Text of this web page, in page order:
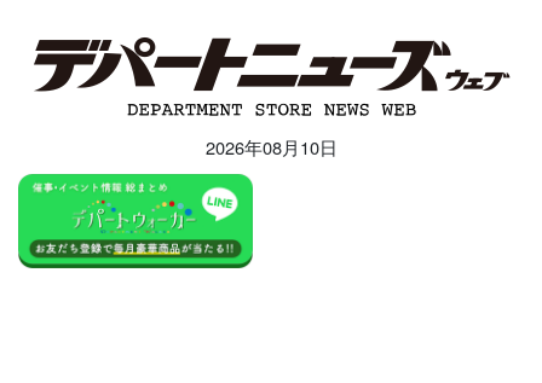
2026年08月10日